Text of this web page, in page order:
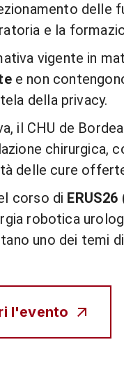
delle
e la
vigente in
e non
della privacy.
il CHU de
chirurgica,
delle cure
corso di
robotica
uno dei temi
l'evento